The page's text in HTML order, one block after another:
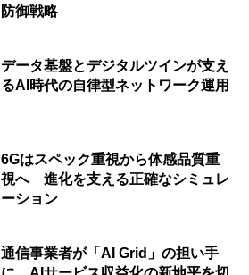
防御戦略
データ基盤とデジタルツインが支え
るAI時代の自律型ネットワーク運用
6Gはスペック重視から体感品質重
視へ 進化を支える正確なシミュレ
ーション
通信事業者が「AI Grid」の担い手